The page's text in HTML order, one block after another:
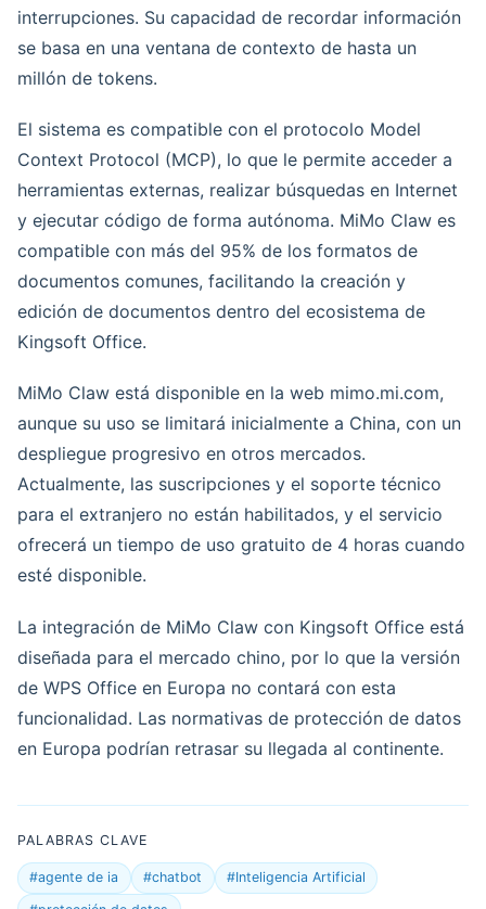
interrupciones. Su capacidad de recordar información
se basa en una ventana de contexto de hasta un
millón de tokens.
El sistema es compatible con el protocolo Model
Context Protocol (MCP), lo que le permite acceder a
herramientas externas, realizar búsquedas en Internet
y ejecutar código de forma autónoma. MiMo Claw es
compatible con más del 95% de los formatos de
documentos comunes, facilitando la creación y
edición de documentos dentro del ecosistema de
Kingsoft Office.
MiMo Claw está disponible en la web mimo.mi.com,
aunque su uso se limitará inicialmente a China, con un
despliegue progresivo en otros mercados.
Actualmente, las suscripciones y el soporte técnico
para el extranjero no están habilitados, y el servicio
ofrecerá un tiempo de uso gratuito de 4 horas cuando
esté disponible.
La integración de MiMo Claw con Kingsoft Office está
diseñada para el mercado chino, por lo que la versión
de WPS Office en Europa no contará con esta
funcionalidad. Las normativas de protección de datos
en Europa podrían retrasar su llegada al continente.
PALABRAS CLAVE
#agente de ia #chatbot
#Inteligencia Artificial